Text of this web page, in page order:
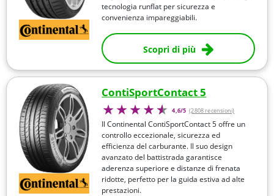
tecnologia runflat per sicurezza e
convenienza impareggiabili.
Scopri di più
ContiSportContact 5
4,6/5 (2808 recensioni)
Il Continental ContiSportContact 5 offre un
controllo eccezionale, sicurezza ed
efficienza del carburante. Il suo design
avanzato del battistrada garantisce
aderenza superiore e distanze di frenata
ridotte, perfetto per la guida estiva ad alte
prestazioni.